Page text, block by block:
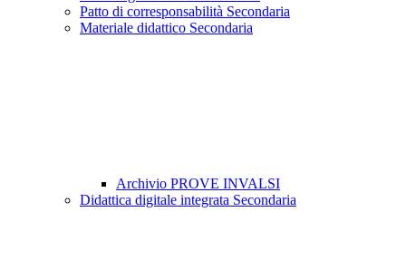
Patto di corresponsabilità Secondaria
Materiale didattico Secondaria
Archivio PROVE INVALSI
Didattica digitale integrata Secondaria